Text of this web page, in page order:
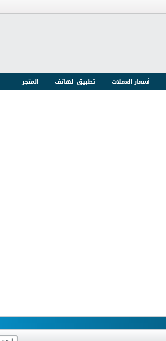
أسعار العملات تطبيق الهاتف
المتجر